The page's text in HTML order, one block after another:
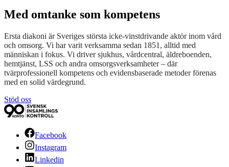
Med omtanke som kompetens
Ersta diakoni är Sveriges största icke-vinstdrivande aktör inom vård
och omsorg. Vi har varit verksamma sedan 1851, alltid med
människan i fokus. Vi driver sjukhus, vårdcentral, äldreboenden,
hemtjänst, LSS och andra omsorgsverksamheter – där
tvärprofessionell kompetens och evidensbaserade metoder förenas
med en solid värdegrund.
Stöd oss
Facebook
Instagram
Linkedin